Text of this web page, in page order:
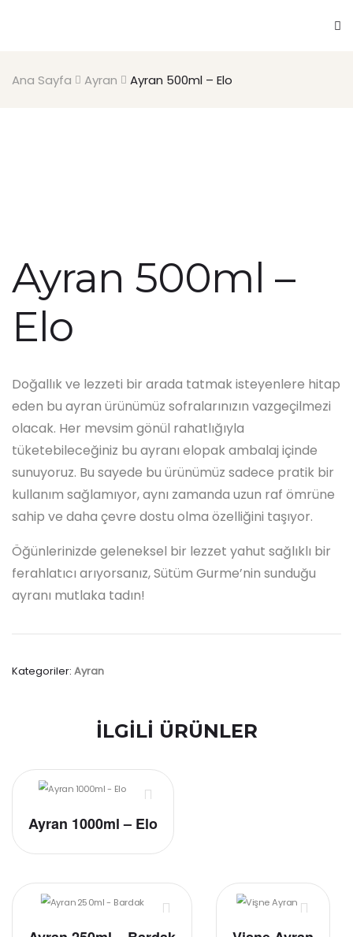
Ana Sayfa Ayran Ayran 500ml – Elo
Ayran 500ml –
Elo
Doğallık ve lezzeti bir arada tatmak isteyenlere hitap
eden bu ayran ürünümüz sofralarınızın vazgeçilmezi
olacak. Her mevsim gönül rahatlığıyla
tüketebileceğiniz bu ayranı elopak ambalaj içinde
sunuyoruz. Bu sayede bu ürünümüz sadece pratik bir
kullanım sağlamıyor, aynı zamanda uzun raf ömrüne
sahip ve daha çevre dostu olma özelliğini taşıyor.
Öğünlerinizde geleneksel bir lezzet yahut sağlıklı bir
ferahlatıcı arıyorsanız, Sütüm Gurme’nin sunduğu
ayranı mutlaka tadın!
Kategoriler: Ayran
İLGILI ÜRÜNLER
Ayran 1000ml – Elo